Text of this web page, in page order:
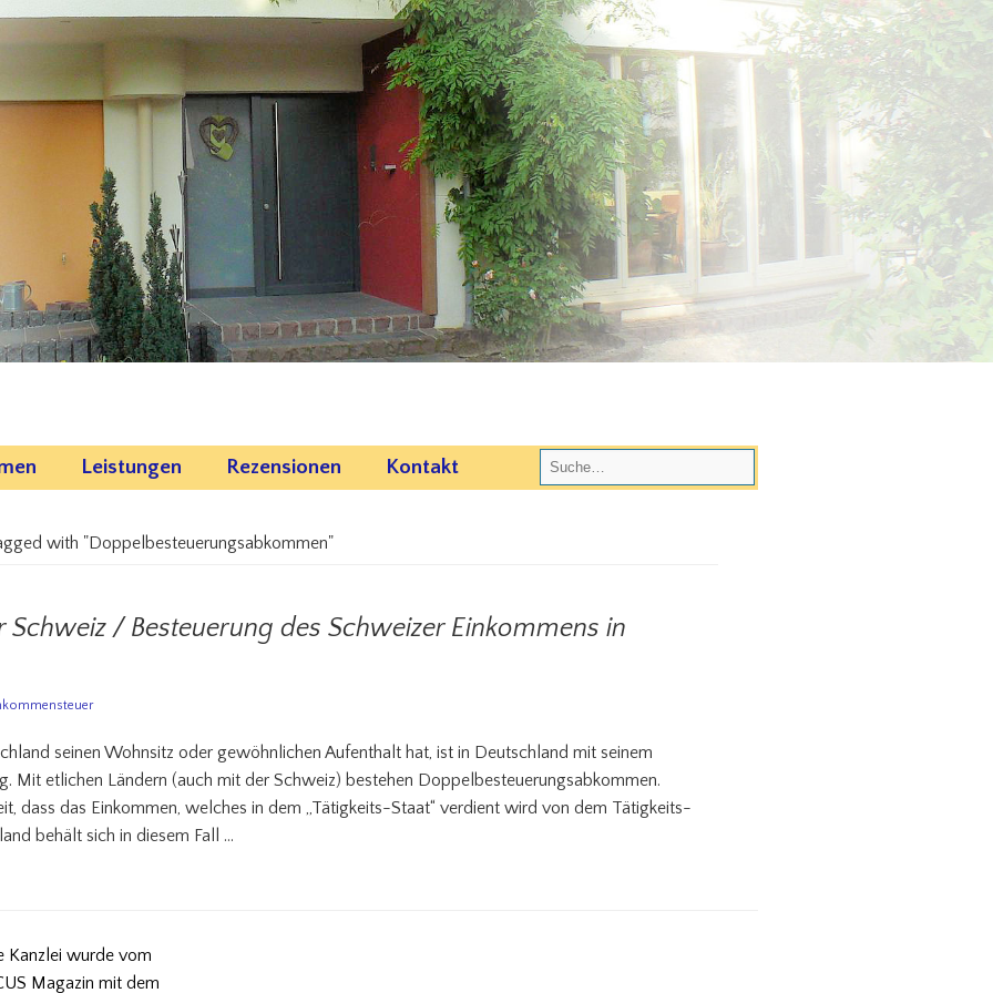
Leistungen Rezensionen Kontakt
with "Doppelbesteuerungsabkommen"
/ Besteuerung des Schweizer Einkommens in
seinen Wohnsitz oder gewöhnlichen Aufenthalt hat, ist in Deutschland mit seinem
Mit etlichen Ländern (auch mit der Schweiz) bestehen Doppelbesteuerungsabkommen.
dass das Einkommen, welches in dem „Tätigkeits-Staat“ verdient wird von dem Tätigkeits-
behält sich in diesem Fall …
Kanzlei wurde vom
Magazin mit dem